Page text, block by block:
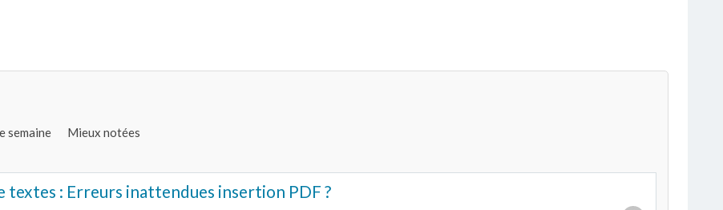
semaine Mieux notées
textes : Erreurs inattendues insertion PDF ?